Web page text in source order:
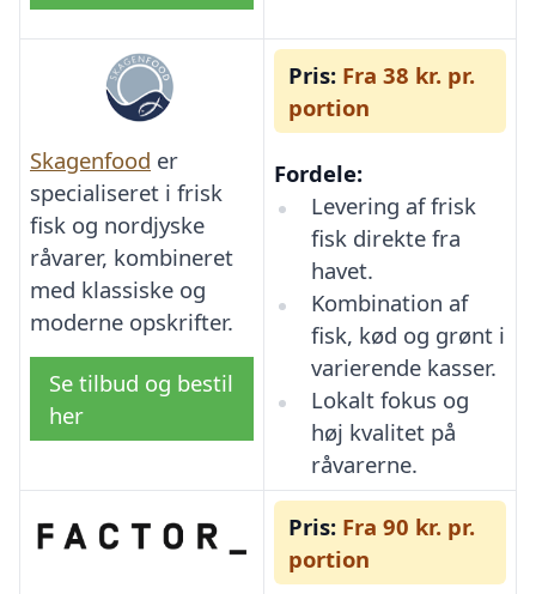
Skagenfood er
specialiseret i frisk
fisk og nordjyske
råvarer, kombineret
med klassiske og
moderne opskrifter.
Se tilbud og bestil
her
Pris: Fra 38 kr. pr.
portion
Fordele:
Levering af frisk
fisk direkte fra
havet.
Kombination af
fisk, kød og grønt i
varierende kasser.
Lokalt fokus og
høj kvalitet på
råvarerne.
Pris: Fra 90 kr. pr.
portion